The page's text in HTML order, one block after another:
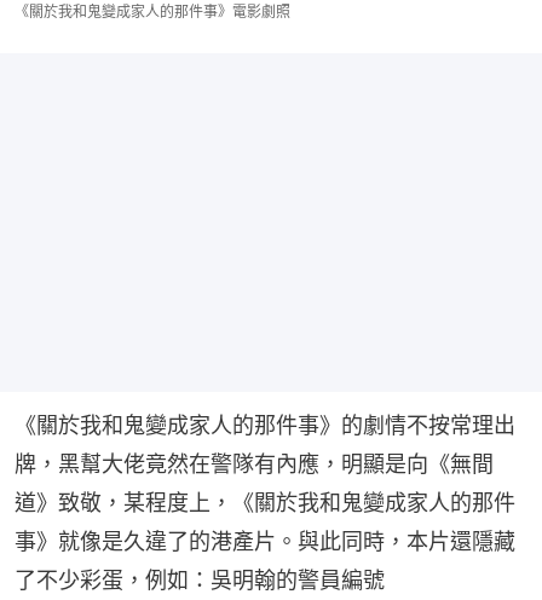
《關於我和鬼變成家人的那件事》電影劇照
《關於我和鬼變成家人的那件事》的劇情不按常理出
牌，黑幫大佬竟然在警隊有內應，明顯是向《無間
道》致敬，某程度上，《關於我和鬼變成家人的那件
事》就像是久違了的港產片。與此同時，本片還隱藏
了不少彩蛋，例如：吳明翰的警員編號